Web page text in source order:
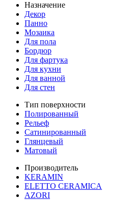
Назначение
Декор
Панно
Мозаика
Для пола
Бордюр
Для фартука
Для кухни
Для ванной
Для стен
Тип поверхности
Полированный
Рельеф
Сатинированный
Глянцевый
Матовый
Производитель
KERAMIN
ELETTO CERAMICA
AZORI